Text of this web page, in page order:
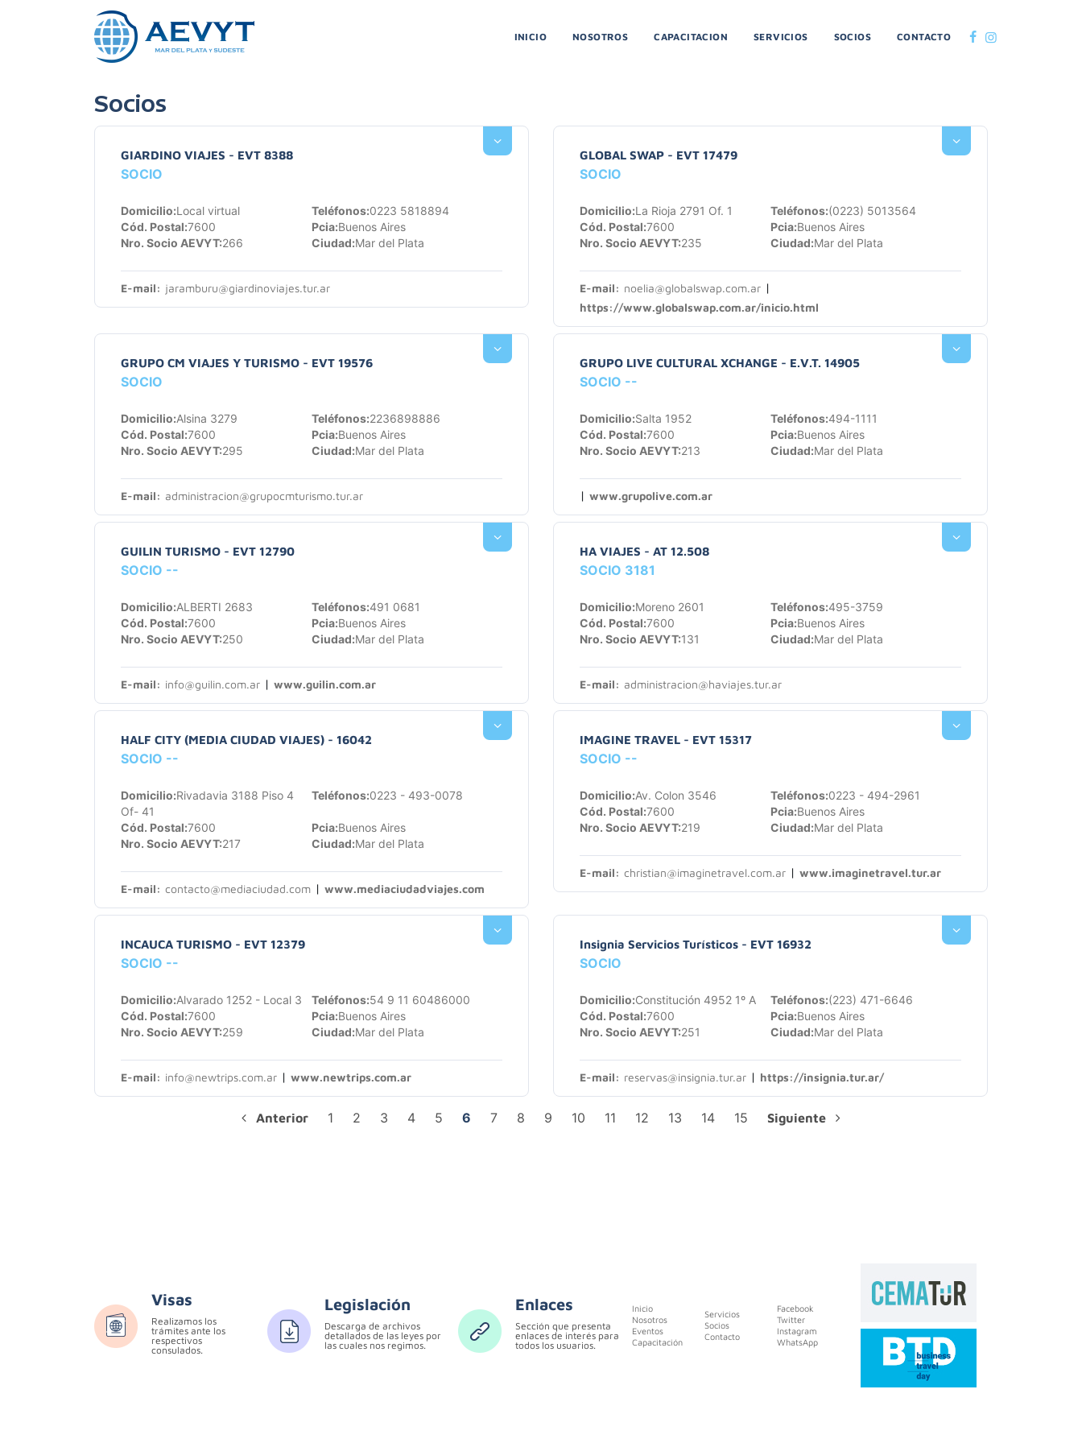
INICIO NOSOTROS CAPACITACION SERVICIOS SOCIOS CONTACTO
Socios
GIARDINO VIAJES - EVT 8388
SOCIO
Domicilio:Local virtual Teléfonos:0223 5818894
Cód. Postal:7600 Pcia:Buenos Aires
Nro. Socio AEVYT:266 Ciudad:Mar del Plata
E-mail: jaramburu@giardinoviajes.tur.ar
GLOBAL SWAP - EVT 17479
SOCIO
Domicilio:La Rioja 2791 Of. 1 Teléfonos:(0223) 5013564
Cód. Postal:7600 Pcia:Buenos Aires
Nro. Socio AEVYT:235 Ciudad:Mar del Plata
E-mail: noelia@globalswap.com.ar |
https://www.globalswap.com.ar/inicio.html
GRUPO CM VIAJES Y TURISMO - EVT 19576
SOCIO
Domicilio:Alsina 3279 Teléfonos:2236898886
Cód. Postal:7600 Pcia:Buenos Aires
Nro. Socio AEVYT:295 Ciudad:Mar del Plata
E-mail: administracion@grupocmturismo.tur.ar
GRUPO LIVE CULTURAL XCHANGE - E.V.T. 14905
SOCIO --
Domicilio:Salta 1952 Teléfonos:494-1111
Cód. Postal:7600 Pcia:Buenos Aires
Nro. Socio AEVYT:213 Ciudad:Mar del Plata
| www.grupolive.com.ar
GUILIN TURISMO - EVT 12790
SOCIO --
Domicilio:ALBERTI 2683 Teléfonos:491 0681
Cód. Postal:7600 Pcia:Buenos Aires
Nro. Socio AEVYT:250 Ciudad:Mar del Plata
E-mail: info@guilin.com.ar | www.guilin.com.ar
HA VIAJES - AT 12.508
SOCIO 3181
Domicilio:Moreno 2601 Teléfonos:495-3759
Cód. Postal:7600 Pcia:Buenos Aires
Nro. Socio AEVYT:131 Ciudad:Mar del Plata
E-mail: administracion@haviajes.tur.ar
HALF CITY (MEDIA CIUDAD VIAJES) - 16042
SOCIO --
Domicilio:Rivadavia 3188 Piso 4
Of- 41
Teléfonos:0223 - 493-0078
Cód. Postal:7600 Pcia:Buenos Aires
Nro. Socio AEVYT:217 Ciudad:Mar del Plata
E-mail: contacto@mediaciudad.com | www.mediaciudadviajes.com
IMAGINE TRAVEL - EVT 15317
SOCIO --
Domicilio:Av. Colon 3546 Teléfonos:0223 - 494-2961
Cód. Postal:7600 Pcia:Buenos Aires
Nro. Socio AEVYT:219 Ciudad:Mar del Plata
E-mail: christian@imaginetravel.com.ar | www.imaginetravel.tur.ar
INCAUCA TURISMO - EVT 12379
SOCIO --
Domicilio:Alvarado 1252 - Local 3 Teléfonos:54 9 11 60486000
Cód. Postal:7600 Pcia:Buenos Aires
Nro. Socio AEVYT:259 Ciudad:Mar del Plata
E-mail: info@newtrips.com.ar | www.newtrips.com.ar
Insignia Servicios Turísticos - EVT 16932
SOCIO
Domicilio:Constitución 4952 1º A Teléfonos:(223) 471-6646
Cód. Postal:7600 Pcia:Buenos Aires
Nro. Socio AEVYT:251 Ciudad:Mar del Plata
E-mail: reservas@insignia.tur.ar | https://insignia.tur.ar/
Anterior 1 2 3 4 5 6 7 8 9 10 11 12 13 14 15 Siguiente
Visas
Realizamos los
trámites ante los
respectivos
consulados.
Legislación
Descarga de archivos
detallados de las leyes por
las cuales nos regimos.
Enlaces
Sección que presenta
enlaces de interés para
todos los usuarios.
Inicio
Nosotros
Eventos
Capacitación
Servicios
Socios
Contacto
Facebook
Twitter
Instagram
WhatsApp